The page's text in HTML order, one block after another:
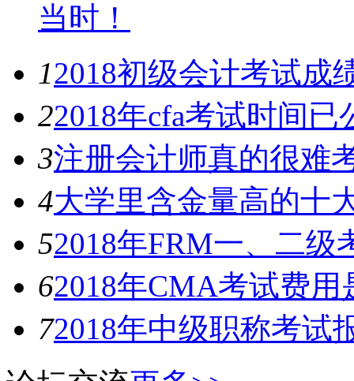
当时！
12018初级会计考试成
22018年cfa考试时间已
3注册会计师真的很难
4大学里含金量高的十
52018年FRM一、二级
62018年CMA考试费用
72018年中级职称考试